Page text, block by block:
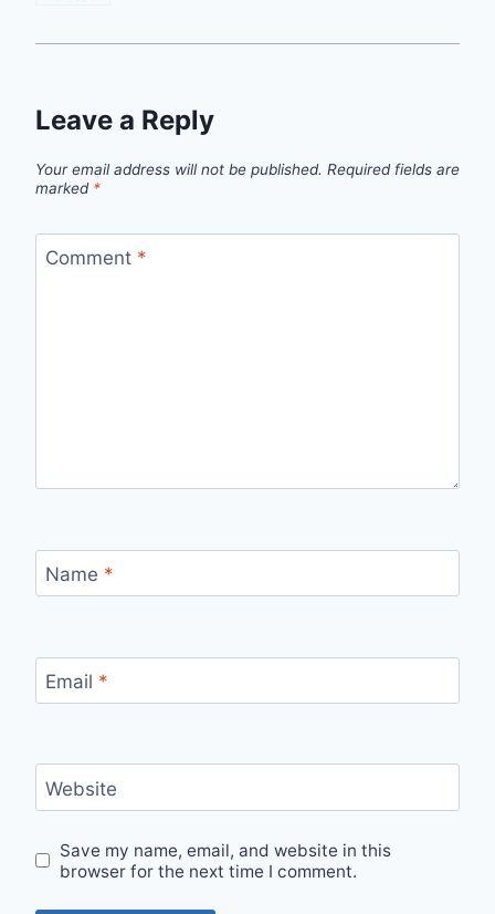
Leave a Reply
Your email address will not be published. Required fields are
marked *
Comment *
Name *
Email *
Website
Save my name, email, and website in this
browser for the next time I comment.